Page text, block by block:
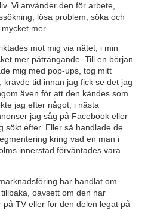
Vi använder den för arbete,
lösa problem, söka och
mer.
mot mig via nätet, i min
mer påträngande. Till en början
mig med pop-ups, tog mitt
tid innan jag fick se det jag
även för att den kändes som
jag efter något, i nästa
jag såg på Facebook eller
sökt efter. Eller så handlade de
kring vad en man i
innerstad förväntades vara
har handlat om
oavsett om den har
TV eller för den delen legat på